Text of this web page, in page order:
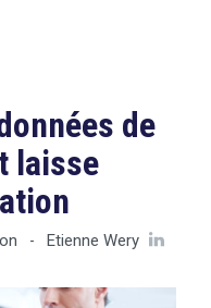
de
laisse
- Etienne Wery